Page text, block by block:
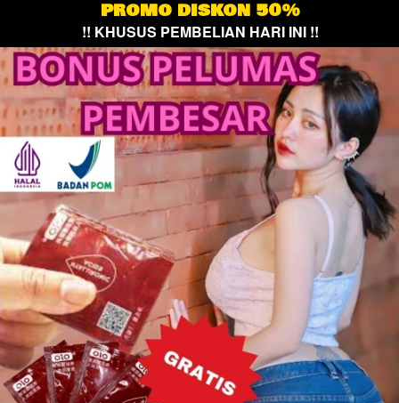
PROMO DISKON 50%
!! KHUSUS PEMBELIAN HARI INI !!